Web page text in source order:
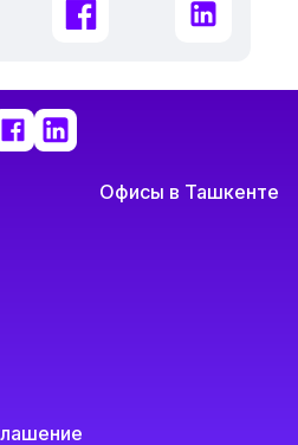
Facebook LinkedIn
Facebook
LinkedIn
Офисы в Ташкенте